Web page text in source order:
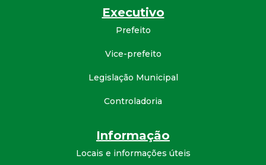
Executivo
Prefeito
Vice-prefeito
Legislação Municipal
Controladoria
Informação
Locais e informações úteis